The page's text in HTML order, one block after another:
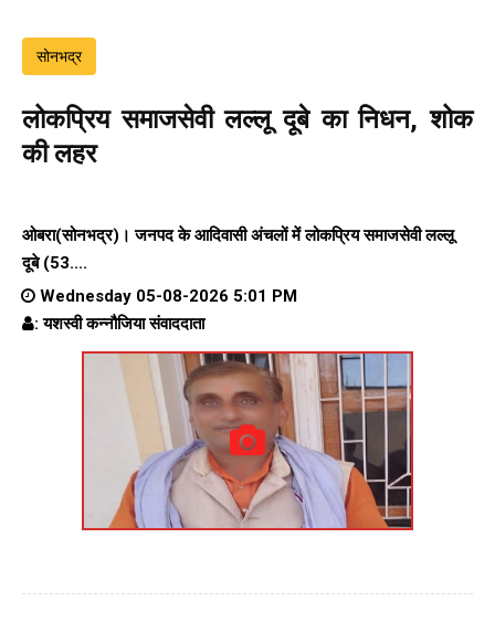
सोनभद्र
लोकप्रिय समाजसेवी लल्लू दूबे का निधन, शोक
की लहर
ओबरा(सोनभद्र)। जनपद के आदिवासी अंचलों में लोकप्रिय समाजसेवी लल्लू
दूबे (53....
Wednesday 05-08-2026 5:01 PM
: यशस्वी कन्नौजिया संवाददाता